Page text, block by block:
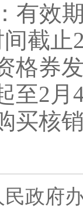
有效
截止
格券
至2
买核
民政